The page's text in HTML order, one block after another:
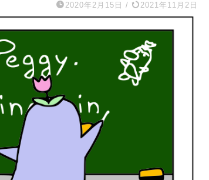
2020年2月15日 / 2021年11月2日